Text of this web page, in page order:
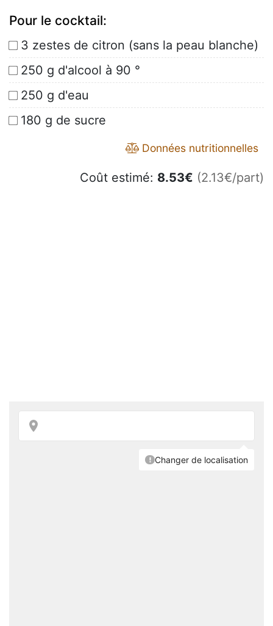
Pour le cocktail:
3 zestes de citron (sans la peau blanche)
250 g d'alcool à 90 °
250 g d'eau
180 g de sucre
Données nutritionnelles
Coût estimé: 8.53€ (2.13€/part)